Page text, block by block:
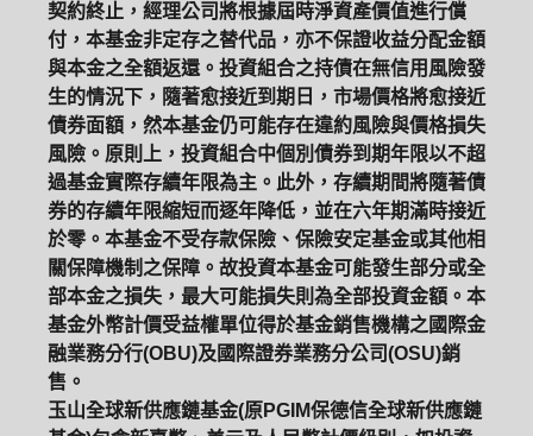
契約終止，經理公司將根據屆時淨資產價值進行償
付，本基金非定存之替代品，亦不保證收益分配金額
與本金之全額返還。投資組合之持債在無信用風險發
生的情況下，隨著愈接近到期日，市場價格將愈接近
債券面額，然本基金仍可能存在違約風險與價格損失
風險。原則上，投資組合中個別債券到期年限以不超
過基金實際存續年限為主。此外，存續期間將隨著債
券的存續年限縮短而逐年降低，並在六年期滿時接近
於零。本基金不受存款保險、保險安定基金或其他相
關保障機制之保障。故投資本基金可能發生部分或全
部本金之損失，最大可能損失則為全部投資金額。本
基金外幣計價受益權單位得於基金銷售機構之國際金
融業務分行(OBU)及國際證券業務分公司(OSU)銷
售。
玉山全球新供應鏈基金(原PGIM保德信全球新供應鏈